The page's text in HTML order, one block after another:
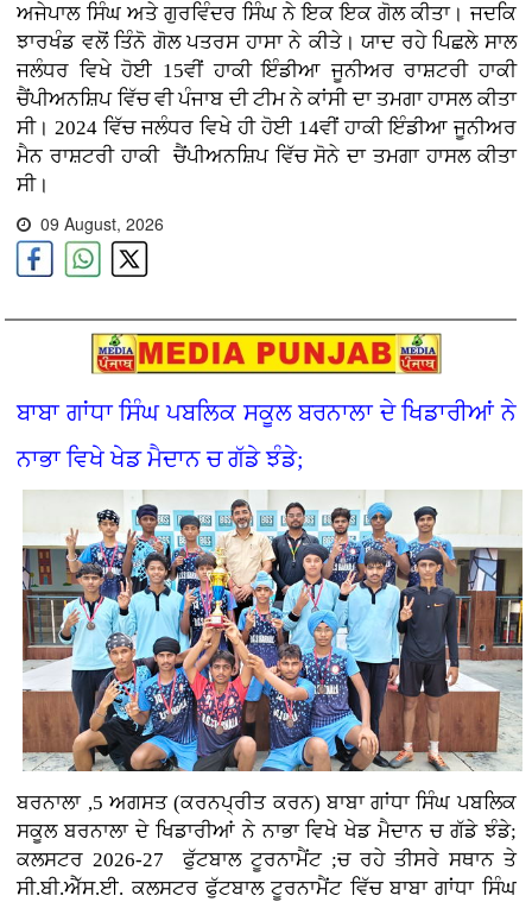
ਅਜੇਪਾਲ ਸਿੰਘ ਅਤੇ ਗੁਰਵਿੰਦਰ ਸਿੰਘ ਨੇ ਇਕ ਇਕ ਗੋਲ ਕੀਤਾ। ਜਦਕਿ
ਝਾਰਖੰਡ ਵਲੋਂ ਤਿੰਨੋ ਗੋਲ ਪਤਰਸ ਹਾਸਾ ਨੇ ਕੀਤੇ। ਯਾਦ ਰਹੇ ਪਿਛਲੇ ਸਾਲ
ਜਲੰਧਰ ਵਿਖੇ ਹੋਈ 15ਵੀਂ ਹਾਕੀ ਇੰਡੀਆ ਜੂਨੀਅਰ ਰਾਸ਼ਟਰੀ ਹਾਕੀ
ਚੈਂਪੀਅਨਸ਼ਿਪ ਵਿੱਚ ਵੀ ਪੰਜਾਬ ਦੀ ਟੀਮ ਨੇ ਕਾਂਸੀ ਦਾ ਤਮਗਾ ਹਾਸਲ ਕੀਤਾ
ਸੀ। 2024 ਵਿੱਚ ਜਲੰਧਰ ਵਿਖੇ ਹੀ ਹੋਈ 14ਵੀਂ ਹਾਕੀ ਇੰਡੀਆ ਜੂਨੀਅਰ
ਮੈਨ ਰਾਸ਼ਟਰੀ ਹਾਕੀ ਚੈਂਪੀਅਨਸ਼ਿਪ ਵਿੱਚ ਸੋਨੇ ਦਾ ਤਮਗਾ ਹਾਸਲ ਕੀਤਾ
ਸੀ।
09 August, 2026
ਬਾਬਾ ਗਾਂਧਾ ਸਿੰਘ ਪਬਲਿਕ ਸਕੂਲ ਬਰਨਾਲਾ ਦੇ ਖਿਡਾਰੀਆਂ ਨੇ
ਨਾਭਾ ਵਿਖੇ ਖੇਡ ਮੈਦਾਨ ਚ ਗੱਡੇ ਝੰਡੇ;
ਬਰਨਾਲਾ ,5 ਅਗਸਤ (ਕਰਨਪ੍ਰੀਤ ਕਰਨ) ਬਾਬਾ ਗਾਂਧਾ ਸਿੰਘ ਪਬਲਿਕ
ਸਕੂਲ ਬਰਨਾਲਾ ਦੇ ਖਿਡਾਰੀਆਂ ਨੇ ਨਾਭਾ ਵਿਖੇ ਖੇਡ ਮੈਦਾਨ ਚ ਗੱਡੇ ਝੰਡੇ;
ਕਲਸਟਰ 2026-27 ਫੁੱਟਬਾਲ ਟੂਰਨਾਮੈਂਟ ;ਚ ਰਹੇ ਤੀਸਰੇ ਸਥਾਨ ਤੇ
ਸੀ.ਬੀ.ਐੱਸ.ਈ. ਕਲਸਟਰ ਫੁੱਟਬਾਲ ਟੂਰਨਾਮੈਂਟ ਵਿੱਚ ਬਾਬਾ ਗਾਂਧਾ ਸਿੰਘ